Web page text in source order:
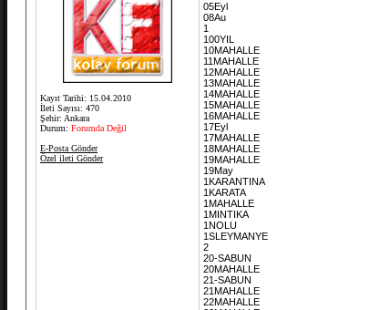
Kayıt Tarihi: 15.04.2010
İleti Sayısı: 470
Şehir: Ankara
Durum: Forumda Değil
E-Posta Gönder
Özel ileti Gönder
05Eyl
08Au
1
100YIL
10MAHALLE
11MAHALLE
12MAHALLE
13MAHALLE
14MAHALLE
15MAHALLE
16MAHALLE
17Eyl
17MAHALLE
18MAHALLE
19MAHALLE
19May
1KARANTINA
1KARATA
1MAHALLE
1MINTIKA
1NOLU
1SLEYMANYE
2
20-SABUN
20MAHALLE
21-SABUN
21MAHALLE
22MAHALLE